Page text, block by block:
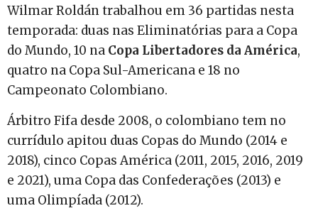
Wilmar Roldán trabalhou em 36 partidas nesta
temporada: duas nas Eliminatórias para a Copa
do Mundo, 10 na Copa Libertadores da América,
quatro na Copa Sul-Americana e 18 no
Campeonato Colombiano.
Árbitro Fifa desde 2008, o colombiano tem no
currídulo apitou duas Copas do Mundo (2014 e
2018), cinco Copas América (2011, 2015, 2016, 2019
e 2021), uma Copa das Confederações (2013) e
uma Olimpíada (2012).